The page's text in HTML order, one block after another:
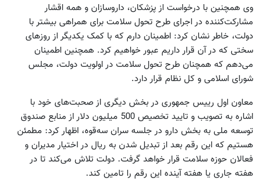
وی همچنین با درخواست از پزشکان، داروسازان و همه اقشار
مشارکت‌کننده در اجرای طرح تحول سلامت برای همراهی بیشتر با
دولت، خاطر نشان کرد: اطمینان دارم که با کمک یکدیگر از روزهای
سختی که در آن قرار داریم عبور خواهیم کرد. همچنین اطمینان
می‌دهم که همچنان طرح تحول سلامت در اولویت دولت، مجلس
شورای اسلامی و کل نظام قرار دارد.
معاون اول رییس جمهوری در بخش دیگری از صحبت‌های خود با
اشاره به تصویب و تایید تخصیص 500 میلیون دلار از منابع صندوق
توسعه ملی به بخش دارو در جلسه سران سه‌قوه، اظهار کرد: مطمئن
هستیم که این رقم بعد از تبدیل شدن به ریال در اختیار مدیران و
فعالان حوزه سلامت قرار خواهد گرفت. دولت تلاش می‌کند تا در
هفته جاری یا هفته آینده این رقم را تامین کند.